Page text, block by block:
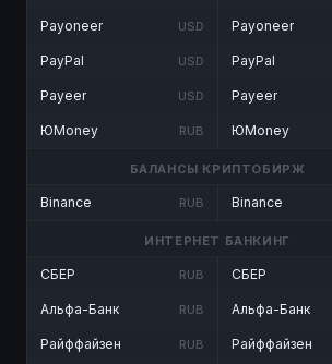
Payoneer USD
PayPal USD
Payeer USD
ЮMoney RUB
Payoneer
PayPal
Payeer
ЮMoney
БАЛАНСЫ КРИПТОБИРЖ
Binance RUB Binance
ИНТЕРНЕТ БАНКИНГ
СБЕР RUB
Альфа-Банк RUB
Райффайзен RUB
СБЕР
Альфа-Банк
Райффайзен